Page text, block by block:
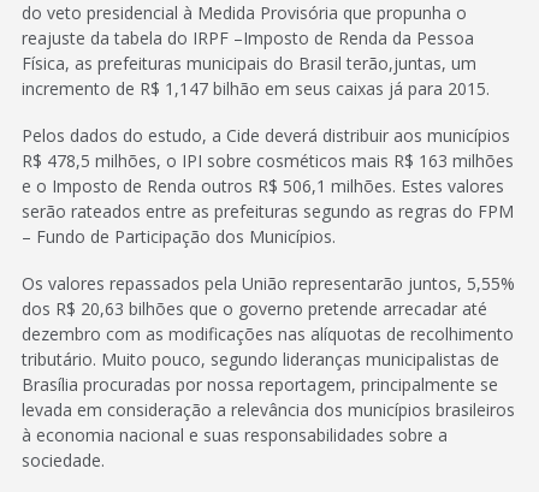
do veto presidencial à Medida Provisória que propunha o
reajuste da tabela do IRPF –Imposto de Renda da Pessoa
Física, as prefeituras municipais do Brasil terão,juntas, um
incremento de R$ 1,147 bilhão em seus caixas já para 2015.
Pelos dados do estudo, a Cide deverá distribuir aos municípios
R$ 478,5 milhões, o IPI sobre cosméticos mais R$ 163 milhões
e o Imposto de Renda outros R$ 506,1 milhões. Estes valores
serão rateados entre as prefeituras segundo as regras do FPM
– Fundo de Participação dos Municípios.
Os valores repassados pela União representarão juntos, 5,55%
dos R$ 20,63 bilhões que o governo pretende arrecadar até
dezembro com as modificações nas alíquotas de recolhimento
tributário. Muito pouco, segundo lideranças municipalistas de
Brasília procuradas por nossa reportagem, principalmente se
levada em consideração a relevância dos municípios brasileiros
à economia nacional e suas responsabilidades sobre a
sociedade.